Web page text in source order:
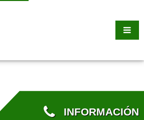
INFORMACIÓN